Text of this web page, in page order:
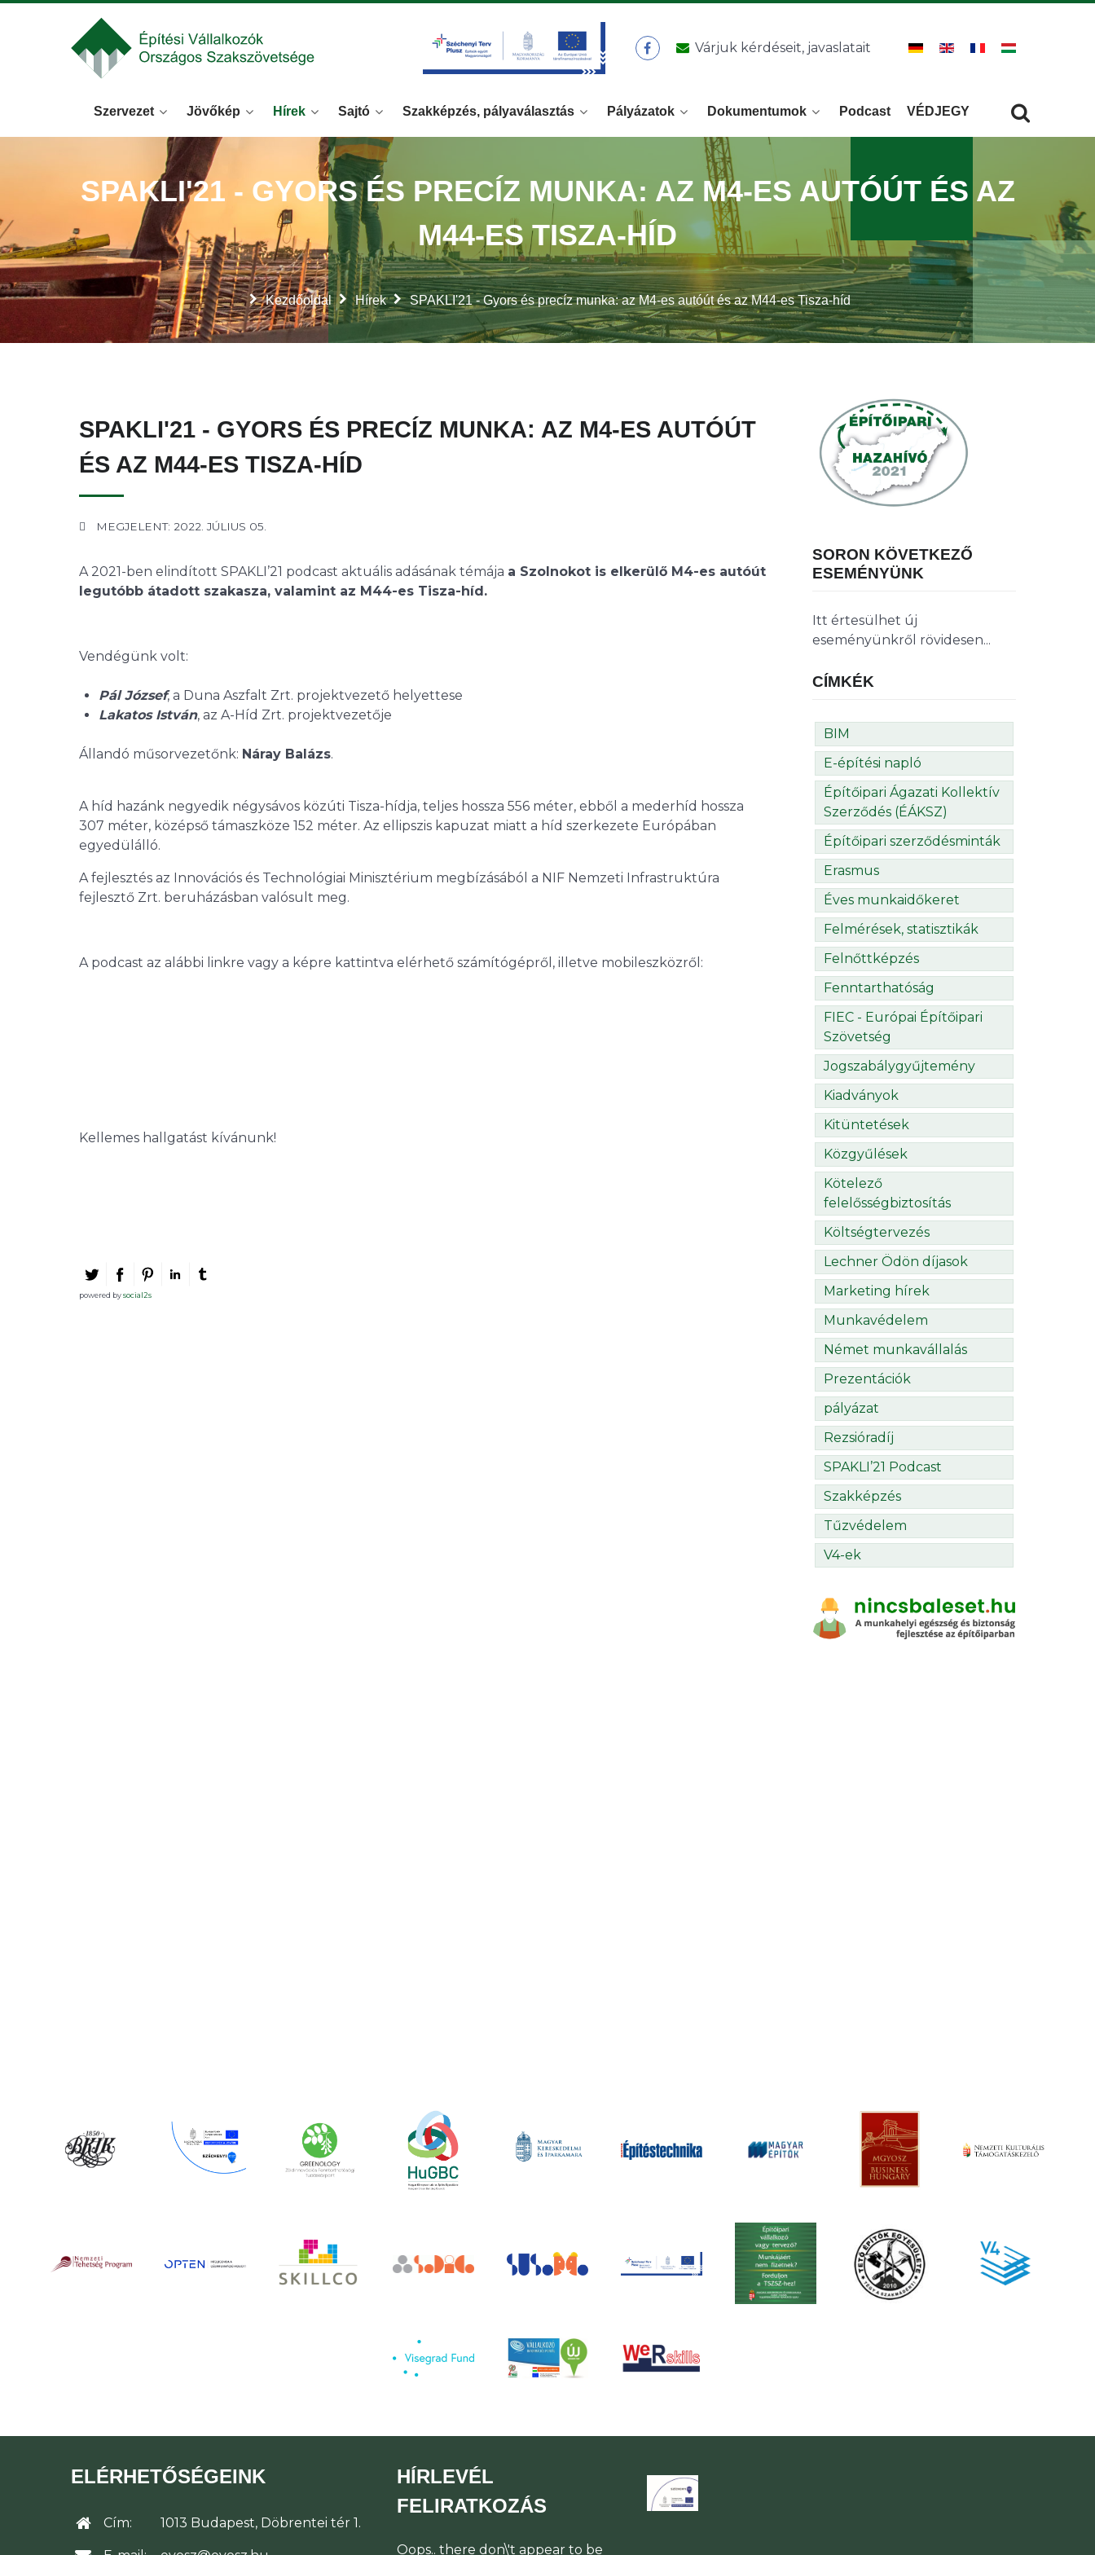
Várjuk kérdéseit, javaslatait
Szervezet Jövőkép Hírek Sajtó Szakképzés, pályaválasztás Pályázatok Dokumentumok Podcast VÉDJEGY
Kezdőoldal Hírek SPAKLI'21 - Gyors és precíz munka: az M4-es autóút és az M44-es Tisza-híd
SPAKLI'21 - GYORS ÉS PRECÍZ MUNKA: AZ M4-ES AUTÓÚT ÉS AZ
M44-ES TISZA-HÍD
SPAKLI'21 - GYORS ÉS PRECÍZ MUNKA: AZ M4-ES AUTÓÚT
ÉS AZ M44-ES TISZA-HÍD
MEGJELENT: 2022. JÚLIUS 05.
A 2021-ben elindított SPAKLI’21 podcast aktuális adásának témája a Szolnokot is elkerülő M4-es autóút
legutóbb átadott szakasza, valamint az M44-es Tisza-híd.
Vendégünk volt:
Pál József, a Duna Aszfalt Zrt. projektvezető helyettese
Lakatos István, az A-Híd Zrt. projektvezetője
Állandó műsorvezetőnk: Náray Balázs.
A híd hazánk negyedik négysávos közúti Tisza-hídja, teljes hossza 556 méter, ebből a mederhíd hossza
307 méter, középső támaszköze 152 méter. Az ellipszis kapuzat miatt a híd szerkezete Európában
egyedülálló.
A fejlesztés az Innovációs és Technológiai Minisztérium megbízásából a NIF Nemzeti Infrastruktúra
fejlesztő Zrt. beruházásban valósult meg.
A podcast az alábbi linkre vagy a képre kattintva elérhető számítógépről, illetve mobileszközről:
Kellemes hallgatást kívánunk!
powered bysocial2s
SORON KÖVETKEZŐ
ESEMÉNYÜNK
Itt értesülhet új
eseményünkről rövidesen...
CÍMKÉK
BIM
E-építési napló
Építőipari Ágazati Kollektív
Szerződés (ÉÁKSZ)
Építőipari szerződésminták
Erasmus
Éves munkaidőkeret
Felmérések, statisztikák
Felnőttképzés
Fenntarthatóság
FIEC - Európai Építőipari
Szövetség
Jogszabálygyűjtemény
Kiadványok
Kitüntetések
Közgyűlések
Kötelező
felelősségbiztosítás
Költségtervezés
Lechner Ödön díjasok
Marketing hírek
Munkavédelem
Német munkavállalás
Prezentációk
pályázat
Rezsióradíj
SPAKLI’21 Podcast
Szakképzés
Tűzvédelem
V4-ek
ELÉRHETŐSÉGEINK
Cím: 1013 Budapest, Döbrentei tér 1.
HÍRLEVÉL
FELIRATKOZÁS
Oops.. there don\'t appear to be